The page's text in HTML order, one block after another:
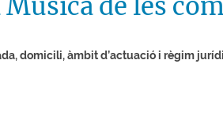
domicili, àmbit d’actuació i règim